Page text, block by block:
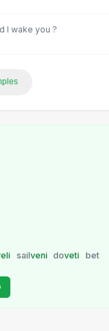
I wake you ?
sailveni doveti bet